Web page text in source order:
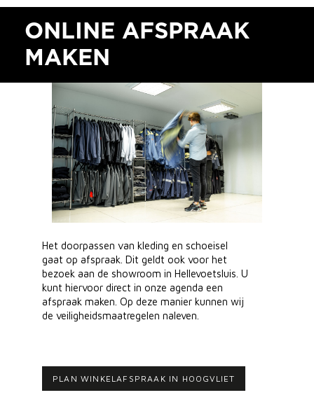
ONLINE AFSPRAAK
MAKEN
Het doorpassen van kleding en schoeisel
gaat op afspraak. Dit geldt ook voor het
bezoek aan de showroom in Hellevoetsluis. U
kunt hiervoor direct in onze agenda een
afspraak maken. Op deze manier kunnen wij
de veiligheidsmaatregelen naleven.
PLAN WINKELAFSPRAAK IN HOOGVLIET